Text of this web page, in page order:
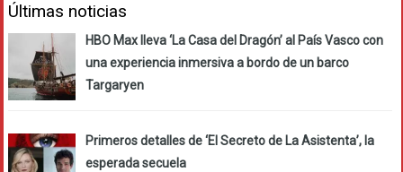
Últimas noticias
HBO Max lleva ‘La Casa del Dragón’ al País Vasco con
una experiencia inmersiva a bordo de un barco
Targaryen
Primeros detalles de ‘El Secreto de La Asistenta’, la
esperada secuela